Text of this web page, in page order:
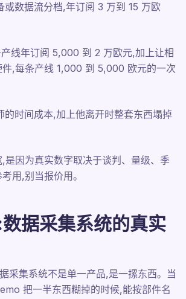
或数据流分档,年订阅 3 万到 15 万欧
线年订阅 5,000 到 2 万欧元,加上让相
件,每条产线 1,000 到 5,000 欧元的一次
的时间成本,加上他离开时整套东西塌掉
是因为真实数字取决于谈判、量级、季
用,别当报价用。
据采集系统的真实
采集系统不是单一产品,是一摞东西。当
把一半东西糊掉的时候,能按部件名